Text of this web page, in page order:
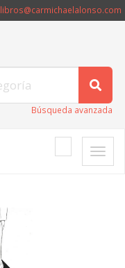
libros@carmichaelalonso.com
Búsqueda avanzada
Toggle